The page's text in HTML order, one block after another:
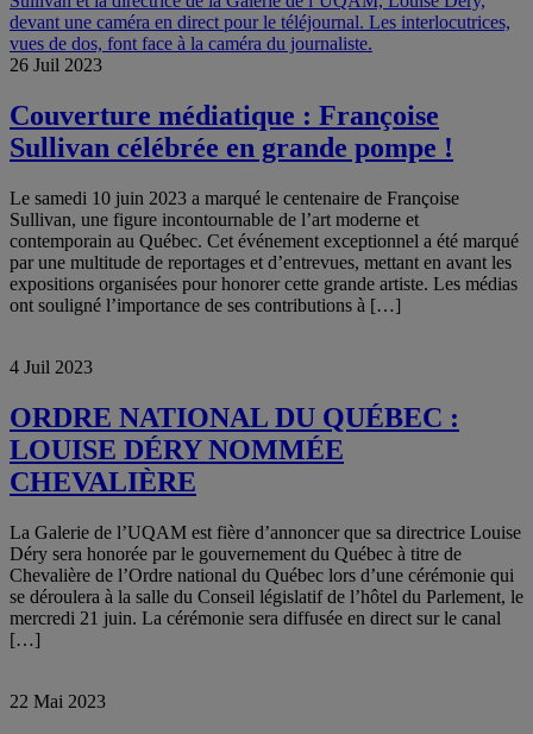
26 Juil 2023
Couverture médiatique : Françoise
Sullivan célébrée en grande pompe !
Le samedi 10 juin 2023 a marqué le centenaire de Françoise
Sullivan, une figure incontournable de l’art moderne et
contemporain au Québec. Cet événement exceptionnel a été marqué
par une multitude de reportages et d’entrevues, mettant en avant les
expositions organisées pour honorer cette grande artiste. Les médias
ont souligné l’importance de ses contributions à […]
4 Juil 2023
ORDRE NATIONAL DU QUÉBEC :
LOUISE DÉRY NOMMÉE
CHEVALIÈRE
La Galerie de l’UQAM est fière d’annoncer que sa directrice Louise
Déry sera honorée par le gouvernement du Québec à titre de
Chevalière de l’Ordre national du Québec lors d’une cérémonie qui
se déroulera à la salle du Conseil législatif de l’hôtel du Parlement, le
mercredi 21 juin. La cérémonie sera diffusée en direct sur le canal
[…]
22 Mai 2023